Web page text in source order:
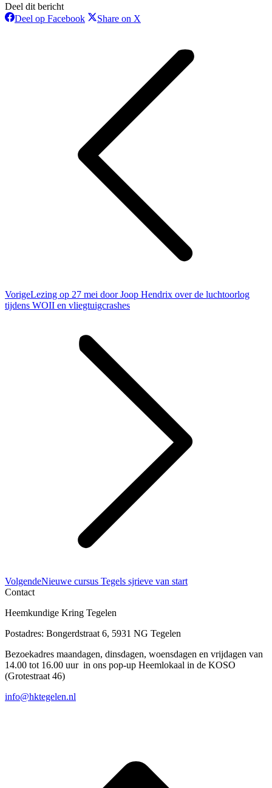
Deel dit bericht
Deel op FacebookDeelShare on X
VorigeVorig
bericht
Lezing op 27 mei door Joop Hendrix over de luchtoorlog
tijdens WOII en vliegtuigcrashes
VolgendeVolgend
Nieuwe cursus Tegels sjrieve van start
Contact
Heemkundige Kring Tegelen
Postadres: Bongerdstraat 6, 5931 NG Tegelen
Bezoekadres maandagen, dinsdagen, woensdagen en vrijdagen van
14.00 tot 16.00 uur in ons pop-up Heemlokaal in de KOSO
(Grotestraat 46)
info@hktegelen.nl